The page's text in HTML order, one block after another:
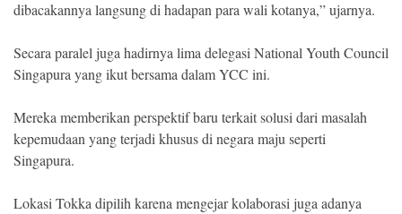
dibacakannya langsung di hadapan para wali kotanya,” ujarnya.
Secara paralel juga hadirnya lima delegasi National Youth Council
Singapura yang ikut bersama dalam YCC ini.
Mereka memberikan perspektif baru terkait solusi dari masalah
kepemudaan yang terjadi khusus di negara maju seperti
Singapura.
Lokasi Tokka dipilih karena mengejar kolaborasi juga adanya